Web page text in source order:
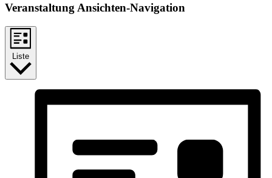
Veranstaltung Ansichten-Navigation
Liste